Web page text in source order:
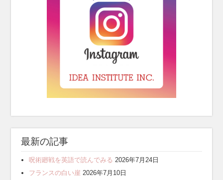
最新の記事
呪術廻戦を英語で読んでみる 2026年7月24日
フランスの白い崖 2026年7月10日